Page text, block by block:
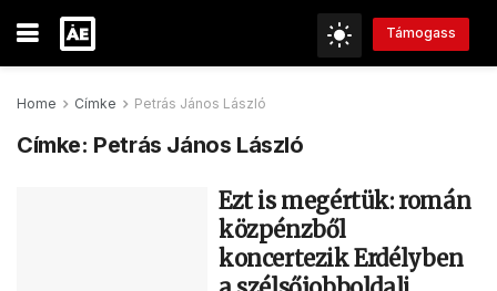
Támogass
Home Címke Petrás János László
Címke: Petrás János László
Ezt is megértük: román
közpénzből
koncertezik Erdélyben